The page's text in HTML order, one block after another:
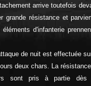
arrive toutefois
grande résistance et
d'infanterie
de nuit est effectuée
deux chars. La
sont pris à partie dès